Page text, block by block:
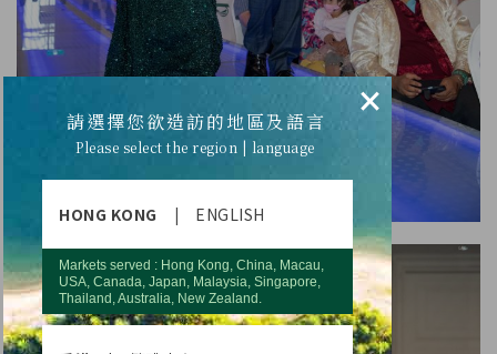
×
請選擇您欲造訪的地區及語言
Please select the region | language
HONG KONG | ENGLISH
Markets served : Hong Kong, China, Macau,
USA, Canada, Japan, Malaysia, Singapore,
Thailand, Australia, New Zealand.